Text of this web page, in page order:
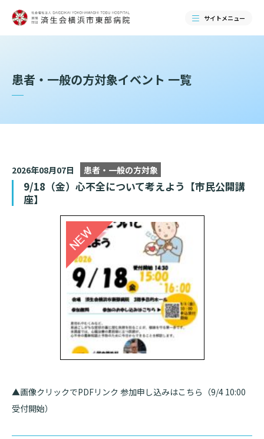
サイトメニュー
当院のご紹介
当院のご紹介トップ
院長あいさつ
理念・方針・患者さんの権利
倫理に関する事
情報公開
ご来院される方へ
ご来院される方へトップ
外来について
初診の方へ
セカンドオピニオンのご案内
診療科・センター・部門
医療機関・医療者の方へ
医療連携センターについて
イベント
患者・一般の方対象イベント 一覧
2026年08月07日 患者・一般の方対象
9/18（金）心不全について考えよう【市民公開講
座】
▲画像クリックでPDFリンク 参加申し込みはこちら（9/4 10:00
受付開始）